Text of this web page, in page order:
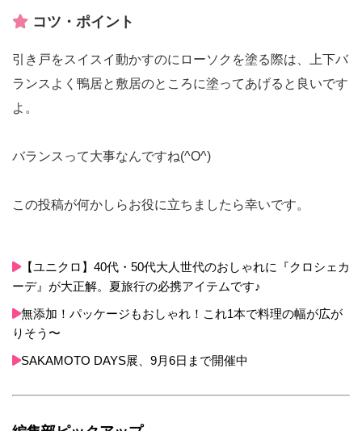
コツ・ポイント
引き戸をスイスイ動かすのにローソクを塗る際は、上下バ
ランスよく鴨居と敷居のところに塗ってあげると良いです
よ。
バランスって大事なんですね(^O^)
この投稿が何かしらお役に立ちましたら幸いです。
【ユニクロ】40代・50代大人世代のおしゃれに『クロシェカ
ーデ』が大正解。夏旅行の必携アイテムです♪
無添加！パッケージもおしゃれ！これ1本で料理の幅が広が
りそう〜
SAKAMOTO DAYS展、9月6日まで開催中